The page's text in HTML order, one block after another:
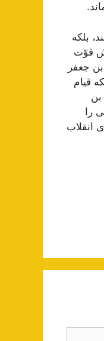
بلکه‌
قوّت‌
جعفر
قيام‌
را
انقلاب‌